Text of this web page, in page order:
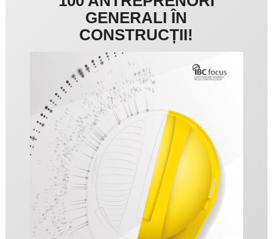
GENERALI ÎN
CONSTRUCȚII!